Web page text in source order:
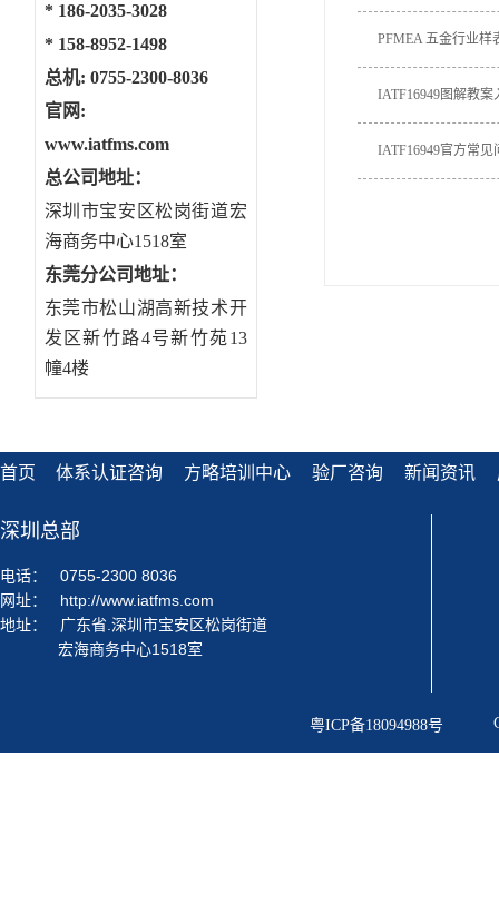
* 186-2035-3028
* 158-8952-1498
总机: 0755-2300-8036
官网:
www.iatfms.com
总公司地址：
深圳市宝安区松岗街道宏
海商务中心1518室
东莞分公司地址：
东莞市松山湖高新技术开
发区新竹路4号新竹苑13
幢4楼
PFMEA 五金行业样
IATF16949图解教
IATF16949官方常见
首页 体系认证咨询 方略培训中心 验厂咨询 新闻资讯
深圳总部
电话：
0755-2300 8036
网址：
http://www.iatfms.com
地址：
广东省.深圳市宝安区松岗街道
宏海商务中心1518室
粤ICP备18094988号